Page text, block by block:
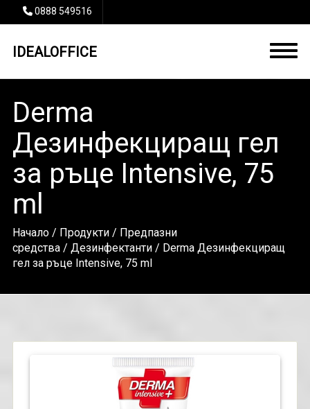
0888 549516
IDEALOFFICE
Derma
Дезинфекциращ гел
за ръце Intensive, 75
ml
Начало/ Продукти/ Предпазни
средства/ Дезинфектанти/ Derma Дезинфекциращ
гел за ръце Intensive, 75 ml